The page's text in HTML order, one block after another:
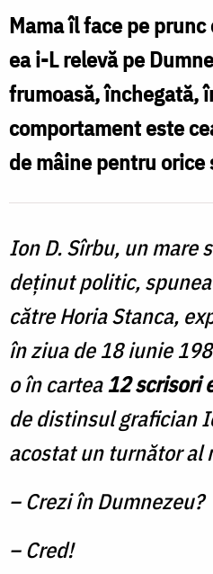
are
egal
pe
Oana
Nechifor
Mama îl face pe
ea i-L relevă pe
frumoasă, închegată,
comportament este
de mâine pentru orice
Ion D. Sîrbu, un mare
deţinut politic,
către Horia Stanca,
în ziua de 18 iunie
o în cartea12 scrisori
de distinsul grafician
acostat un turnător al
– Crezi în Dumnezeu?
– Cred!